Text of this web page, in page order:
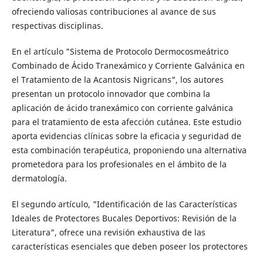
ofreciendo valiosas contribuciones al avance de sus
respectivas disciplinas.
En el artículo "Sistema de Protocolo Dermocosmeátrico
Combinado de Ácido Tranexámico y Corriente Galvánica en
el Tratamiento de la Acantosis Nigricans", los autores
presentan un protocolo innovador que combina la
aplicación de ácido tranexámico con corriente galvánica
para el tratamiento de esta afección cutánea. Este estudio
aporta evidencias clínicas sobre la eficacia y seguridad de
esta combinación terapéutica, proponiendo una alternativa
prometedora para los profesionales en el ámbito de la
dermatología.
El segundo artículo, "Identificación de las Características
Ideales de Protectores Bucales Deportivos: Revisión de la
Literatura", ofrece una revisión exhaustiva de las
características esenciales que deben poseer los protectores